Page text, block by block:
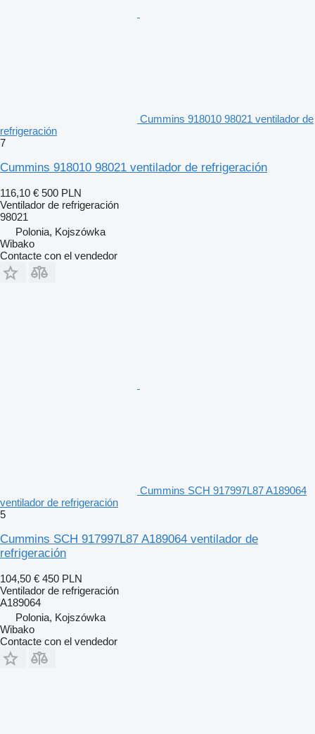
Cummins 918010 98021 ventilador de
refrigeración
7
Cummins 918010 98021 ventilador de refrigeración
116,10 € 500 PLN
Ventilador de refrigeración
98021
Polonia, Kojszówka
Wibako
Contacte con el vendedor
Cummins SCH 917997L87 A189064
ventilador de refrigeración
5
Cummins SCH 917997L87 A189064 ventilador de
refrigeración
104,50 € 450 PLN
Ventilador de refrigeración
A189064
Polonia, Kojszówka
Wibako
Contacte con el vendedor